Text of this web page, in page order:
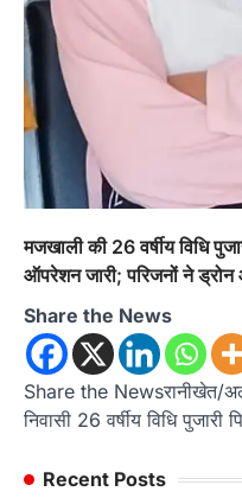
मजखाली की 26 वर्षीय विधि
ऑपरेशन जारी; परिजनों ने
Share the News
Share the Newsरानीखेत/
निवासी 26 वर्षीय विधि
Recent Posts
आयोजित
2
अल्मोड़ा
फूंका
अल्मोड़ा
रानीखेत
अगस्त
बनाने